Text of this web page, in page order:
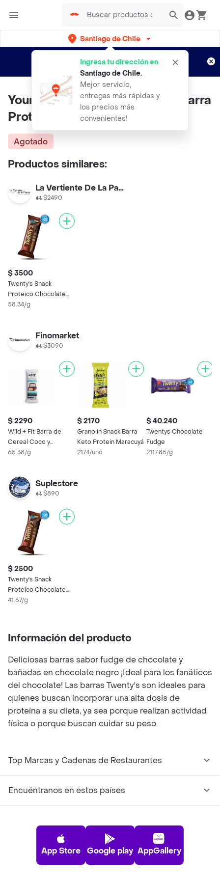
Santiago de Chile
Ingresa tu dirección en
Santiago de Chile.
Mejor servicio,
entregas más rápidas y
los precios más
convenientes!
envíos gratis por semanas
Aplican TyC
Your Goal Chocolate Brownie Barra
Proteina Twentys
Agotado
Productos similares:
La Vertiente De La Parva
$2490
$ 3500
Twenty's Snack
Proteico Chocolate
Brownie
58.34/g
Finomarket
$3090
$ 2290
Wild + Fit Barra de
Cereal Coco y
Chocolate sin Azúcar
65.38/g
$ 2170
Granolin Snack Barra
Keto Protein Maracuyá
2174/und
$ 40.240
Twentys Chocolate
Fudge
2117.85/g
Suplestore
$890
$ 2500
Twenty's Snack
Proteico Chocolate
Brownie
41.67/g
Información del producto
Deliciosas barras sabor fudge de chocolate y
bañadas en chocolate negro ¡Ideal para los fanáticos
del chocolate! Las barras Twenty's son ideales para
quienes buscan incorporar una alta dosis de
proteína a su dieta, ya sea porque realizan actividad
física o porque buscan cuidar su peso.
Top Marcas y Cadenas de Restaurantes
Encuéntranos en estos países
App Store Google play AppGallery